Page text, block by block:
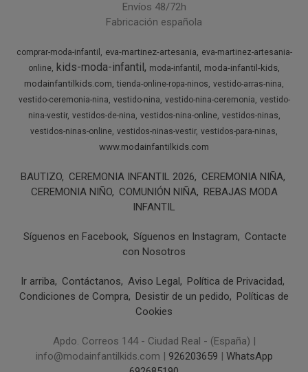
Envíos 48/72h
Fabricación española
comprar-moda-infantil eva-martinez-artesania
eva-martinez-artesania-
online kids-moda-infantil moda-infantil
moda-infantil-kids
modainfantilkids.com tienda-online-ropa-ninos vestido-arras-nina
vestido-ceremonia-nina vestido-nina vestido-nina-ceremonia vestido-
nina-vestir vestidos-de-nina vestidos-nina-online vestidos-ninas
vestidos-ninas-online vestidos-ninas-vestir vestidos-para-ninas
www.modainfantilkids.com
BAUTIZO CEREMONIA INFANTIL 2026
CEREMONIA NIÑA
CEREMONIA NIÑO COMUNIÓN NIÑA REBAJAS MODA
INFANTIL
Síguenos en Facebook Síguenos en Instagram
Contacte
con Nosotros
Ir arriba Contáctanos Aviso Legal
Política de Privacidad
Condiciones de Compra
Desistir de un pedido
Políticas de
Cookies
Apdo. Correos 144 - Ciudad Real - (España) |
info@modainfantilkids.com | 926203659 | WhatsApp